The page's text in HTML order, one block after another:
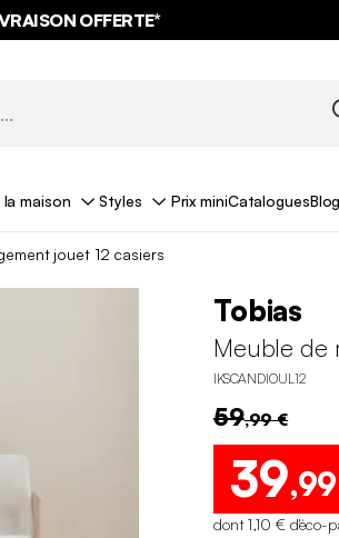
OFFERTE*
maison Styles Prix miniCatalogues
jouet 12 casiers
Tobias
Meuble de
IKSCANDIOUL12
59,99 €
39
dont 1,10 € d'éco-